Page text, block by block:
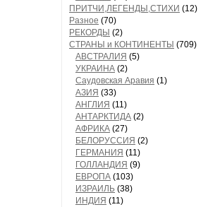
ПРИТЧИ,ЛЕГЕНДЫ,СТИХИ (12)
Разное (70)
РЕКОРДЫ (2)
СТРАНЫ и КОНТИНЕНТЫ (709)
АВСТРАЛИЯ (5)
УКРАИНА (2)
Саудовская Аравия (1)
АЗИЯ (33)
АНГЛИЯ (11)
АНТАРКТИДА (2)
АФРИКА (27)
БЕЛОРУССИЯ (2)
ГЕРМАНИЯ (11)
ГОЛЛАНДИЯ (9)
ЕВРОПА (103)
ИЗРАИЛЬ (38)
ИНДИЯ (11)